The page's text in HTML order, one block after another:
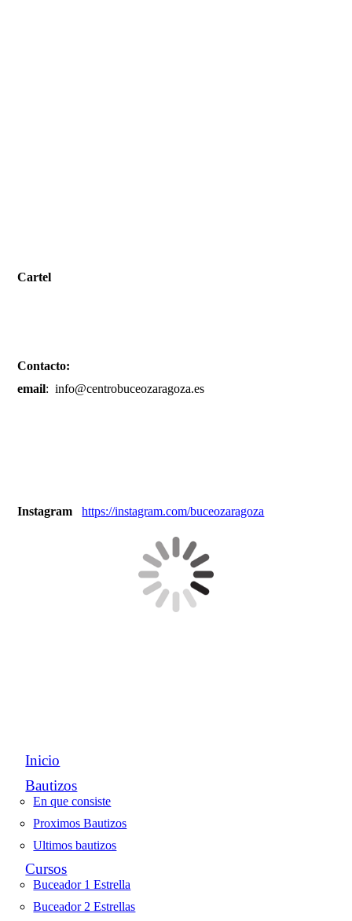
Cartel
Contacto:
email: info@centrobuceozaragoza.es
Instagram https://instagram.com/buceozaragoza
Inicio
Bautizos
En que consiste
Proximos Bautizos
Ultimos bautizos
Cursos
Buceador 1 Estrella
Buceador 2 Estrellas